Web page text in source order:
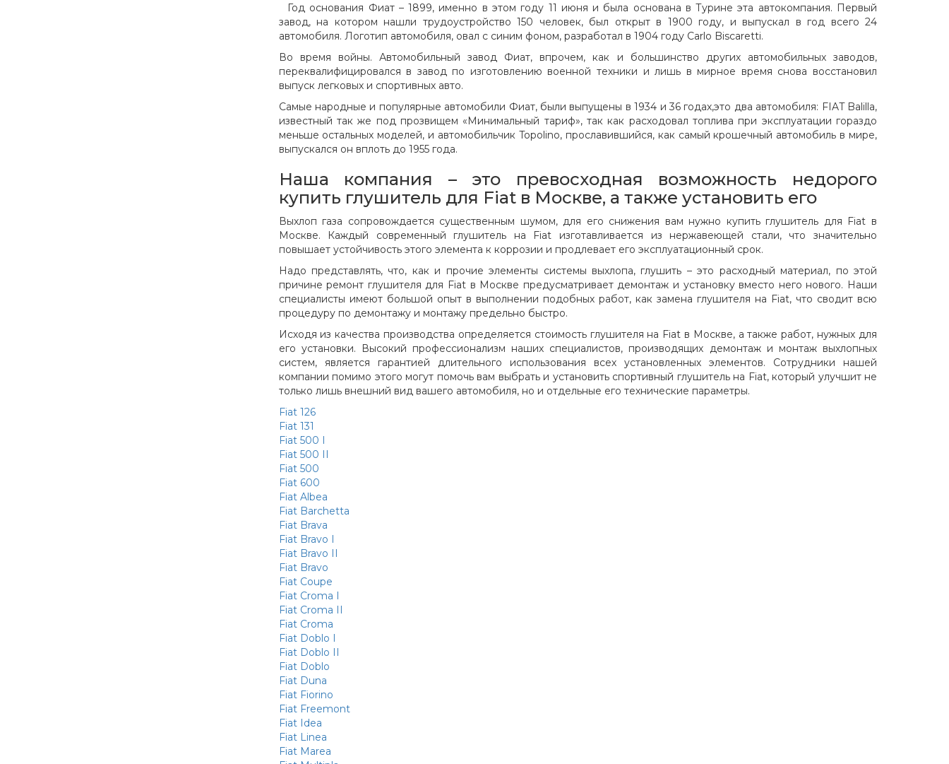
Год основания Фиат – 1899, именно в этом году 11 июня и была основана в Турине эта автокомпания. Первый
завод, на котором нашли трудоустройство 150 человек, был открыт в 1900 году, и выпускал в год всего 24
автомобиля. Логотип автомобиля, овал с синим фоном, разработал в 1904 году Carlo Biscaretti.
Во время войны. Автомобильный завод Фиат, впрочем, как и большинство других автомобильных заводов,
переквалифицировался в завод по изготовлению военной техники и лишь в мирное время снова восстановил
выпуск легковых и спортивных авто.
Самые народные и популярные автомобили Фиат, были выпущены в 1934 и 36 годах,это два автомобиля: FIAT Balilla,
известный так же под прозвищем «Минимальный тариф», так как расходовал топлива при эксплуатации гораздо
меньше остальных моделей, и автомобильчик Topolino, прославившийся, как самый крошечный автомобиль в мире,
выпускался он вплоть до 1955 года.
Наша компания – это превосходная возможность недорого
купить глушитель для Fiat в Москве, а также установить его
Выхлоп газа сопровождается существенным шумом, для его снижения вам нужно купить глушитель для Fiat в
Москве. Каждый современный глушитель на Fiat изготавливается из нержавеющей стали, что значительно
повышает устойчивость этого элемента к коррозии и продлевает его эксплуатационный срок.
Надо представлять, что, как и прочие элементы системы выхлопа, глушить – это расходный материал, по этой
причине ремонт глушителя для Fiat в Москве предусматривает демонтаж и установку вместо него нового. Наши
специалисты имеют большой опыт в выполнении подобных работ, как замена глушителя на Fiat, что сводит всю
процедуру по демонтажу и монтажу предельно быстро.
Исходя из качества производства определяется стоимость глушителя на Fiat в Москве, а также работ, нужных для
его установки. Высокий профессионализм наших специалистов, производящих демонтаж и монтаж выхлопных
систем, является гарантией длительного использования всех установленных элементов. Сотрудники нашей
компании помимо этого могут помочь вам выбрать и установить спортивный глушитель на Fiat, который улучшит не
только лишь внешний вид вашего автомобиля, но и отдельные его технические параметры.
Fiat 126
Fiat 131
Fiat 500 I
Fiat 500 II
Fiat 500
Fiat 600
Fiat Albea
Fiat Barchetta
Fiat Brava
Fiat Bravo I
Fiat Bravo II
Fiat Bravo
Fiat Coupe
Fiat Croma I
Fiat Croma II
Fiat Croma
Fiat Doblo I
Fiat Doblo II
Fiat Doblo
Fiat Duna
Fiat Fiorino
Fiat Freemont
Fiat Idea
Fiat Linea
Fiat Marea